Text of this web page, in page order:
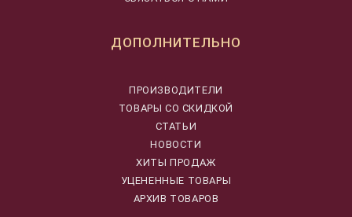
ДОПОЛНИТЕЛЬНО
ПРОИЗВОДИТЕЛИ
ТОВАРЫ СО СКИДКОЙ
СТАТЬИ
НОВОСТИ
ХИТЫ ПРОДАЖ
УЦЕНЕННЫЕ ТОВАРЫ
АРХИВ ТОВАРОВ